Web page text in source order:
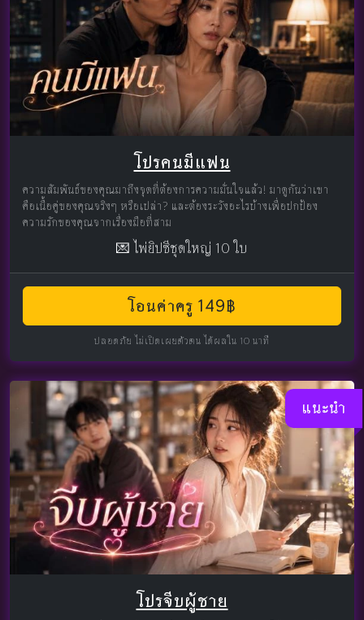
โปรคนมีแฟน
ความสัมพันธ์ของคุณมาถึงจุดที่ต้องการความมั่นใจแล้ว! มาดูกันว่าเขา
คือเนื้อคู่ของคุณจริงๆ หรือเปล่า? และต้องระวังอะไรบ้างเพื่อปกป้อง
ความรักของคุณจากเรื่องมือที่สาม
💌 ไพ่ยิปซีชุดใหญ่ 10 ใบ
โอนค่าครู 149฿
ปลอดภัย ไม่เปิดเผยตัวตน ได้ผลใน 10 นาที
แนะนำ
โปรจีบผู้ชาย